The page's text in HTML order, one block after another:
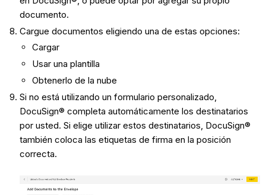
documento.
Cargue documentos eligiendo una de estas opciones:
Cargar
Usar una plantilla
Obtenerlo de la nube
Si no está utilizando un formulario personalizado,
DocuSign® completa automáticamente los destinatarios
por usted. Si elige utilizar estos destinatarios, DocuSign®
también coloca las etiquetas de firma en la posición
correcta.